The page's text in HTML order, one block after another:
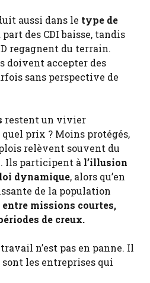
aussi dans le type de
part des CDI baisse, tandis
regagnent du terrain.
doivent accepter des
sans perspective de
restent un vivier
quel prix ? Moins protégés,
relèvent souvent du
Ils participent à l’illusion
dynamique, alors qu’en
de la population
missions courtes,
de creux.
n’est pas en panne. Il
sont les entreprises qui